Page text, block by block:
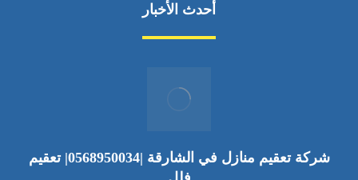
أحدث الأخبار
شركة تعقيم منازل في الشارقة |0568950034| تعقيم